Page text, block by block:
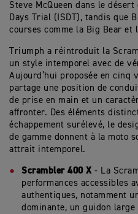
Steve McQueen dans le
Days Trial (ISDT), tandis que
courses comme la Big Bear et
Triumph a réintroduit la
un style intemporel avec de
Aujourd’hui proposée en cinq
partage une position de
de prise en main et un
affronter. Des éléments
échappement surélevé, le
de gamme donnent à la moto
attrait intemporel.
Scrambler 400 X- La
performances accessibles
authentiques, notamment
dominante, un guidon large